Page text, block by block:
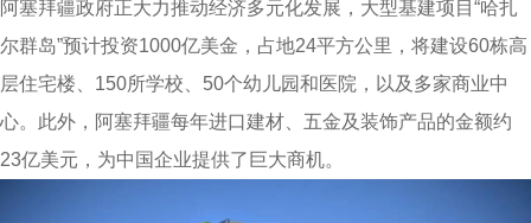
阿塞拜疆政府正大力推动经济多元化发展，大型基建项目“哈扎
尔群岛”预计投资1000亿美金，占地24平方公里，将建设60栋高
层住宅楼、150所学校、50个幼儿园和医院，以及多家商业中
心。此外，阿塞拜疆每年进口建材、五金及装饰产品的金额约
23亿美元，为中国企业提供了巨大商机。